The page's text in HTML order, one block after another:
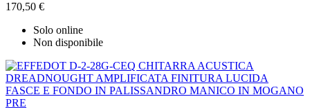
170,50 €
Solo online
Non disponibile